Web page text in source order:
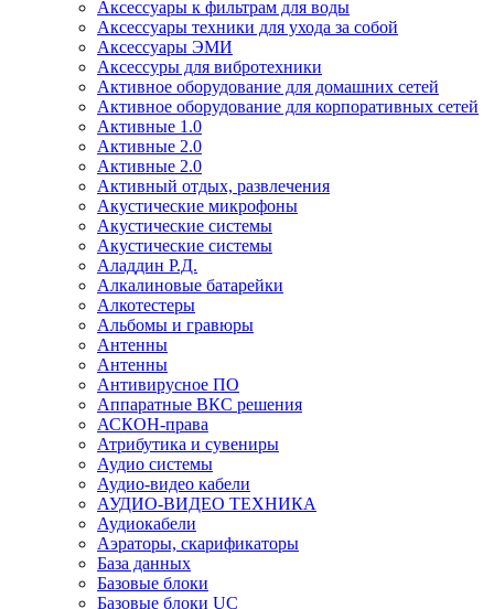
Аксессуары к фильтрам для воды
Аксессуары техники для ухода за собой
Аксессуары ЭМИ
Аксессуры для вибротехники
Активное оборудование для домашних сетей
Активное оборудование для корпоративных сетей
Активные 1.0
Активные 2.0
Активные 2.0
Активный отдых, развлечения
Акустические микрофоны
Акустические системы
Акустические системы
Аладдин Р.Д.
Алкалиновые батарейки
Алкотестеры
Альбомы и гравюры
Антенны
Антенны
Антивирусное ПО
Аппаратные ВКС решения
АСКОН-права
Атрибутика и сувениры
Аудио системы
Аудио-видео кабели
АУДИО-ВИДЕО ТЕХНИКА
Аудиокабели
Аэраторы, скарификаторы
База данных
Базовые блоки
Базовые блоки UC